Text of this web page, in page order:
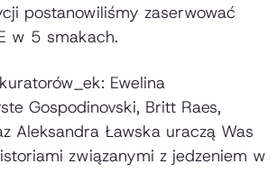
postanowiliśmy zaserwować
w 5 smakach.
Ewelina
Gospodinovski, Britt Raes,
Aleksandra Ławska uraczą Was
związanymi z jedzeniem w